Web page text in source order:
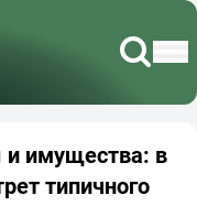
имущества: в
типичного